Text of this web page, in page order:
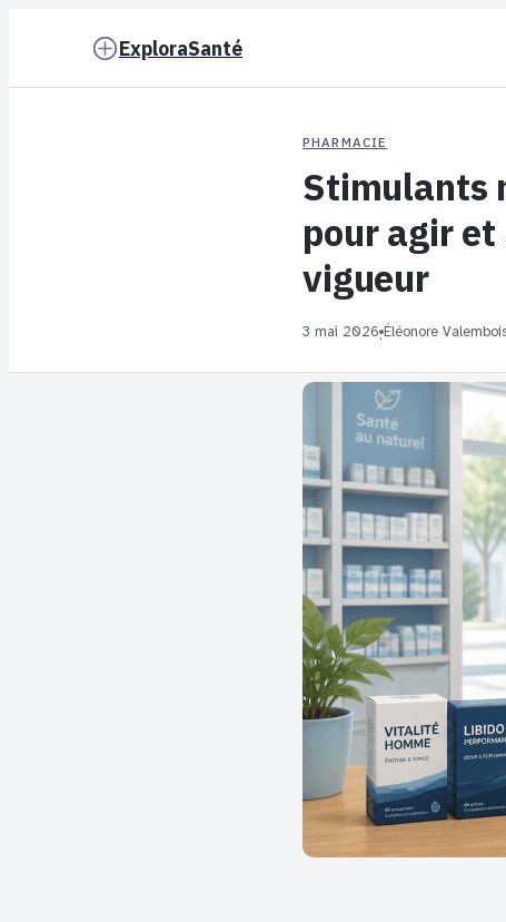
ExploraSanté
PHARMACIE
Stimulants
pour agir
vigueur
3 mai 2026·Éléonore